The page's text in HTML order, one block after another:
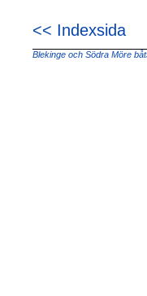
<< Indexsida
Blekinge och Södra Möre